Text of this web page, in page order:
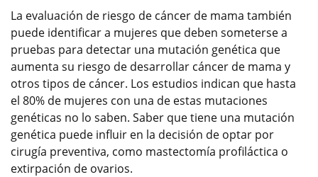
La evaluación de riesgo de cáncer de mama también
puede identificar a mujeres que deben someterse a
pruebas para detectar una mutación genética que
aumenta su riesgo de desarrollar cáncer de mama y
otros tipos de cáncer. Los estudios indican que hasta
el 80% de mujeres con una de estas mutaciones
genéticas no lo saben. Saber que tiene una mutación
genética puede influir en la decisión de optar por
cirugía preventiva, como mastectomía profiláctica o
extirpación de ovarios.